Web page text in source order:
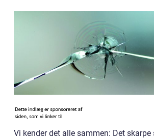
Vi kender det alle sammen: Det